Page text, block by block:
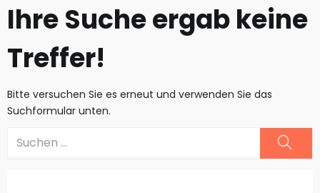
Ihre Suche ergab keine
Treffer!
Bitte versuchen Sie es erneut und verwenden Sie das
Suchformular unten.